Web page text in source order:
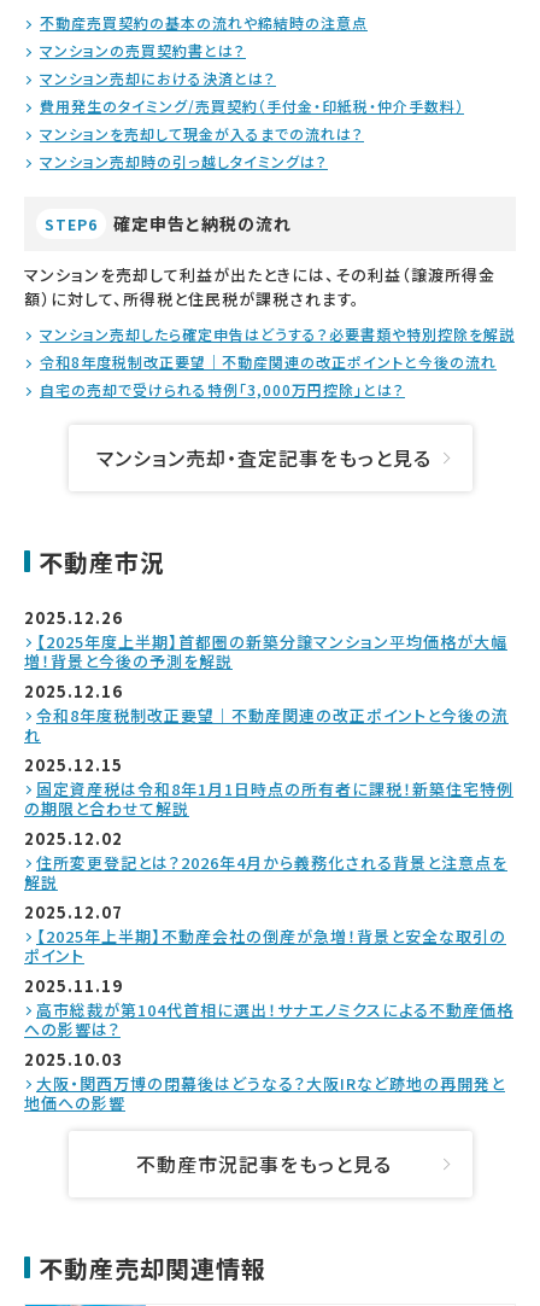
不動産売買契約の基本の流れや締結時の注意点
マンションの売買契約書とは？
マンション売却における決済とは？
費用発生のタイミング/売買契約（手付金・印紙税・仲介手数料）
マンションを売却して現金が入るまでの流れは？
マンション売却時の引っ越しタイミングは？
STEP6 確定申告と納税の流れ
マンションを売却して利益が出たときには、その利益（譲渡所得金
額）に対して、所得税と住民税が課税されます。
マンション売却したら確定申告はどうする？必要書類や特別控除を解説
令和8年度税制改正要望｜不動産関連の改正ポイントと今後の流れ
自宅の売却で受けられる特例「3,000万円控除」とは？
マンション売却・査定記事をもっと見る
不動産市況
2025.12.26
【2025年度上半期】首都圏の新築分譲マンション平均価格が大幅
増！背景と今後の予測を解説
2025.12.16
令和8年度税制改正要望｜不動産関連の改正ポイントと今後の流
れ
2025.12.15
固定資産税は令和8年1月1日時点の所有者に課税！新築住宅特例
の期限と合わせて解説
2025.12.02
住所変更登記とは？2026年4月から義務化される背景と注意点を
解説
2025.12.07
【2025年上半期】不動産会社の倒産が急増！背景と安全な取引の
ポイント
2025.11.19
高市総裁が第104代首相に選出！サナエノミクスによる不動産価格
への影響は？
2025.10.03
大阪・関西万博の閉幕後はどうなる？大阪IRなど跡地の再開発と
地価への影響
不動産市況記事をもっと見る
不動産売却関連情報